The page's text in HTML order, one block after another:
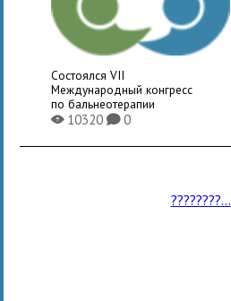
Состоялся VII
Международный конгресс
по бальнеотерапии
X10320K0
????????...